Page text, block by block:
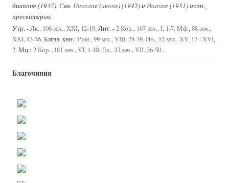
диакона (1937). Свв. Николая(икона) (1942) и Иоанна (1951) испп.,
пресвитеров.
Утр. -Лк., 106 зач., XXI, 12-19. Лит. -2 Кор., 167 зач., I, 1-7. Мф., 88 зач.,
XXI, 43-46. Блгвв. кнн.: Рим., 99 зач., VIII, 28-39. Ин., 52 зач., XV, 17 - XVI,
2. Мц.: 2 Кор., 181 зач., VI, 1-10. Лк., 33 зач., VII, 36-50 .
Благочиния